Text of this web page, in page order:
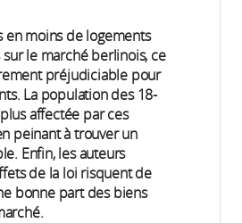
en moins de logements
le marché berlinois, ce
préjudiciable pour
La population des 18-
affectée par ces
peinant à trouver un
Enfin, les auteurs
de la loi risquent de
bonne part des biens